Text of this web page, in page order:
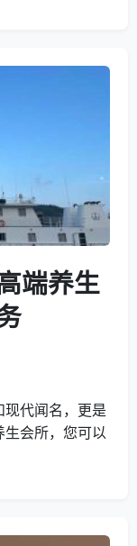
端养生
代闻名，更是
会所，您可以